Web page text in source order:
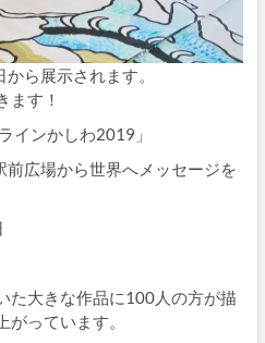
ら展示されます。
ます！
インかしわ2019」
広場から世界へメッセージを
た大きな作品に100人の方が描
っています。